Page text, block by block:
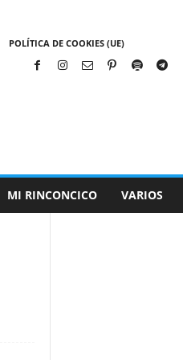
POLÍTICA DE COOKIES (UE)
MI RINCONCICO VARIOS